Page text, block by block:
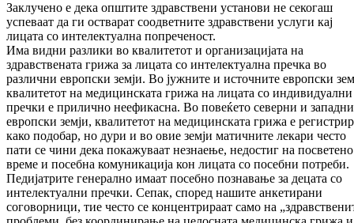
Заклучено е дека општите здравствени установи не секогаш
успеваат да ги остварат соодветните здравствени услуги кај
лицата со интелектуална попреченост.
Има видни разлики во квалитетот и организацијата на
здравствената грижа за лицата со интелектуална пречка во
различни европски земји. Во јужните и источните европски
квалитетот на медицинската грижа на лицата со индивидуални
пречки е прилично неефикасна. Во повеќето северни и западни
европски земји, квалитетот на медицинската грижа е
како подобар, но дури и во овие земји матичните лекари често
пати се чини дека покажуваат незнаење, недостиг на посветено
време и посебна комуникација кон лицата со посебни потреби.
Педијатрите генерално имаат посебно познавање за децата со
интелектуални пречки. Сепак, според нашите анкетирани
соговорници, тие често се концентрираат само на